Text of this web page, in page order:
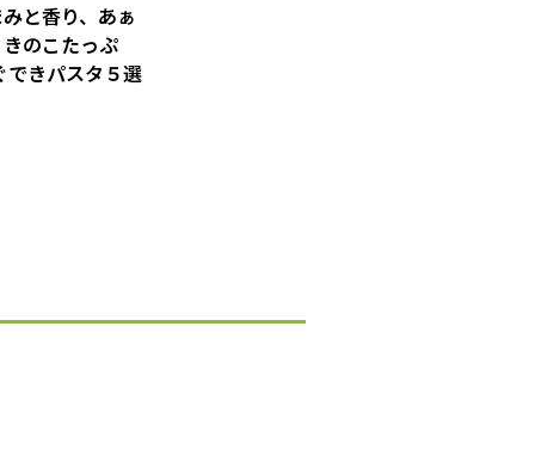
と香り、あぁ
のこたっぷ
できパスタ５選